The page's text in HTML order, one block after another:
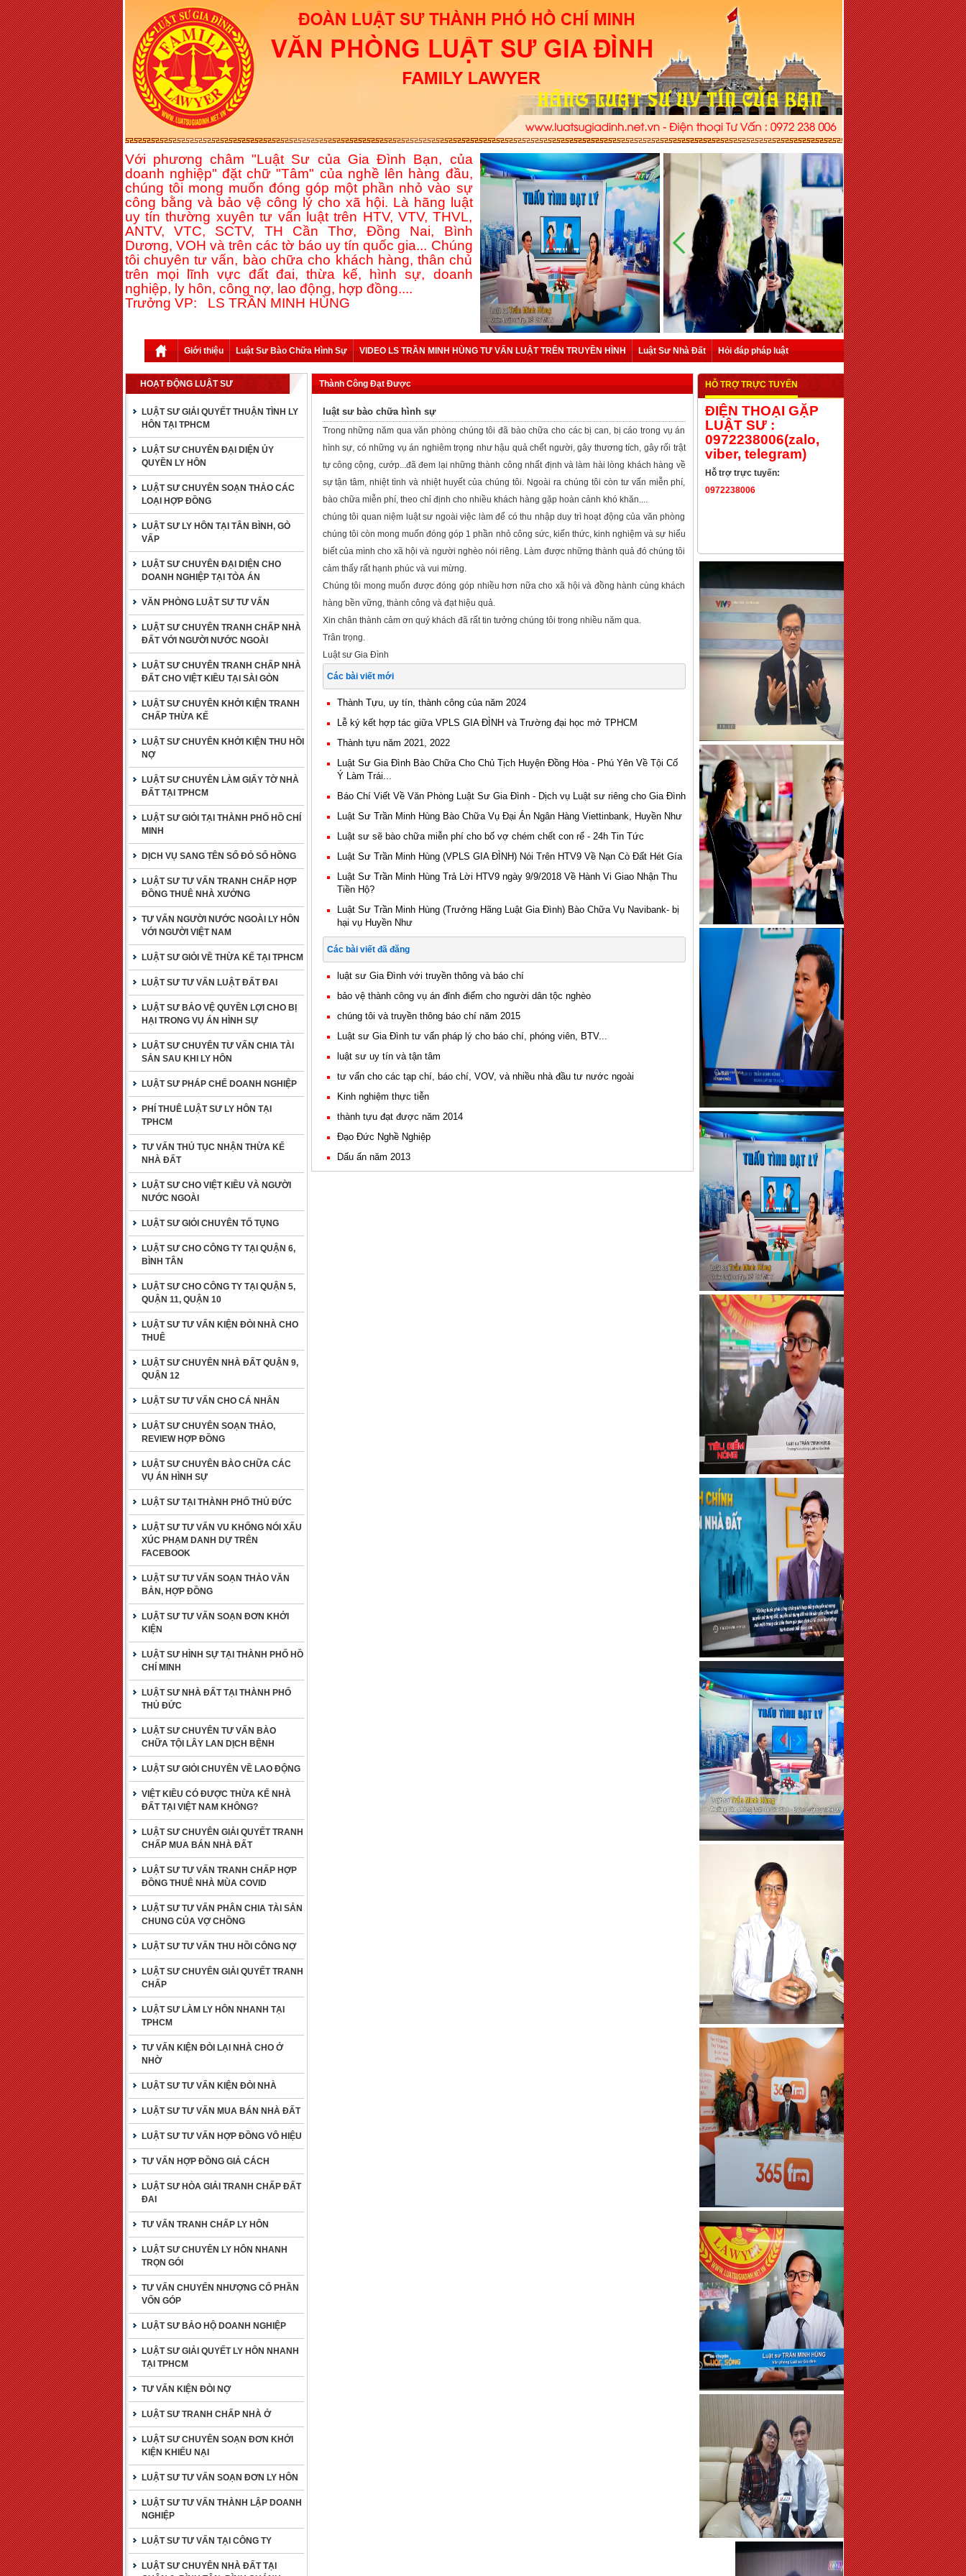
Với phương châm "Luật Sư của Gia Đình Bạn, của
doanh nghiệp" đặt chữ "Tâm" của nghề lên hàng đầu,
chúng tôi mong muốn đóng góp một phần nhỏ vào sự
công bằng và bảo vệ công lý cho xã hội. Là hãng luật
uy tín thường xuyên tư vấn luật trên HTV, VTV, THVL,
ANTV, VTC, SCTV, TH Cần Thơ, Đồng Nai, Bình
Dương, VOH và trên các tờ báo uy tín quốc gia... Chúng
tôi chuyên tư vấn, bào chữa cho khách hàng, thân chủ
trên mọi lĩnh vực đất đai, thừa kế, hình sự, doanh
nghiệp, ly hôn, công nợ, lao động, hợp đồng....
Trưởng VP: LS TRẦN MINH HÙNG
Giới thiệu Luật Sư Bào Chữa Hình Sự VIDEO LS TRẦN MINH HÙNG TƯ VẤN LUẬT TRÊN TRUYỀN HÌNH Luật Sư Nhà Đất Hỏi đáp pháp luật
HOẠT ĐỘNG LUẬT SƯ
LUẬT SƯ GIẢI QUYẾT THUẬN TÌNH LY
HÔN TẠI TPHCM
LUẬT SƯ CHUYÊN ĐẠI DIỆN ỦY
QUYỀN LY HÔN
LUẬT SƯ CHUYÊN SOẠN THẢO CÁC
LOẠI HỢP ĐỒNG
LUẬT SƯ LY HÔN TẠI TÂN BÌNH, GÒ
VẤP
LUẬT SƯ CHUYÊN ĐẠI DIỆN CHO
DOANH NGHIỆP TẠI TÒA ÁN
VĂN PHÒNG LUẬT SƯ TƯ VẤN
LUẬT SƯ CHUYÊN TRANH CHẤP NHÀ
ĐẤT VỚI NGƯỜI NƯỚC NGOÀI
LUẬT SƯ CHUYÊN TRANH CHẤP NHÀ
ĐẤT CHO VIỆT KIỀU TẠI SÀI GÒN
LUẬT SƯ CHUYÊN KHỞI KIỆN TRANH
CHẤP THỪA KẾ
LUẬT SƯ CHUYÊN KHỞI KIỆN THU HỒI
NỢ
LUẬT SƯ CHUYÊN LÀM GIẤY TỜ NHÀ
ĐẤT TẠI TPHCM
LUẬT SƯ GIỎI TẠI THÀNH PHỐ HỒ CHÍ
MINH
DỊCH VỤ SANG TÊN SỔ ĐỎ SỔ HỒNG
LUẬT SƯ TƯ VẤN TRANH CHẤP HỢP
ĐỒNG THUÊ NHÀ XƯỞNG
TƯ VẤN NGƯỜI NƯỚC NGOÀI LY HÔN
VỚI NGƯỜI VIỆT NAM
LUẬT SƯ GIỎI VỀ THỪA KẾ TẠI TPHCM
LUẬT SƯ TƯ VẤN LUẬT ĐẤT ĐAI
LUẬT SƯ BẢO VỆ QUYỀN LỢI CHO BỊ
HẠI TRONG VỤ ÁN HÌNH SỰ
LUẬT SƯ CHUYÊN TƯ VẤN CHIA TÀI
SẢN SAU KHI LY HÔN
LUẬT SƯ PHÁP CHẾ DOANH NGHIỆP
PHÍ THUÊ LUẬT SƯ LY HÔN TẠI
TPHCM
TƯ VẤN THỦ TỤC NHẬN THỪA KẾ
NHÀ ĐẤT
LUẬT SƯ CHO VIỆT KIỀU VÀ NGƯỜI
NƯỚC NGOÀI
LUẬT SƯ GIỎI CHUYÊN TỐ TỤNG
LUẬT SƯ CHO CÔNG TY TẠI QUẬN 6,
BÌNH TÂN
LUẬT SƯ CHO CÔNG TY TẠI QUẬN 5,
QUẬN 11, QUẬN 10
LUẬT SƯ TƯ VẤN KIỆN ĐÒI NHÀ CHO
THUÊ
LUẬT SƯ CHUYÊN NHÀ ĐẤT QUẬN 9,
QUẬN 12
LUẬT SƯ TƯ VẤN CHO CÁ NHÂN
LUẬT SƯ CHUYÊN SOẠN THẢO,
REVIEW HỢP ĐỒNG
LUẬT SƯ CHUYÊN BÀO CHỮA CÁC
VỤ ÁN HÌNH SỰ
LUẬT SƯ TẠI THÀNH PHỐ THỦ ĐỨC
LUẬT SƯ TƯ VẤN VU KHỐNG NÓI XẤU
XÚC PHẠM DANH DỰ TRÊN
FACEBOOK
LUẬT SƯ TƯ VẤN SOẠN THẢO VĂN
BẢN, HỢP ĐỒNG
LUẬT SƯ TƯ VẤN SOẠN ĐƠN KHỞI
KIỆN
LUẬT SƯ HÌNH SỰ TẠI THÀNH PHỐ HỒ
CHÍ MINH
LUẬT SƯ NHÀ ĐẤT TẠI THÀNH PHỐ
THỦ ĐỨC
LUẬT SƯ CHUYÊN TƯ VẤN BÀO
CHỮA TỘI LÂY LAN DỊCH BỆNH
LUẬT SƯ GIỎI CHUYÊN VỀ LAO ĐỘNG
VIỆT KIỀU CÓ ĐƯỢC THỪA KẾ NHÀ
ĐẤT TẠI VIỆT NAM KHÔNG?
LUẬT SƯ CHUYÊN GIẢI QUYẾT TRANH
CHẤP MUA BÁN NHÀ ĐẤT
LUẬT SƯ TƯ VẤN TRANH CHẤP HỢP
ĐỒNG THUÊ NHÀ MÙA COVID
LUẬT SƯ TƯ VẤN PHÂN CHIA TÀI SẢN
CHUNG CỦA VỢ CHỒNG
LUẬT SƯ TƯ VẤN THU HỒI CÔNG NỢ
LUẬT SƯ CHUYÊN GIẢI QUYẾT TRANH
CHẤP
LUẬT SƯ LÀM LY HÔN NHANH TẠI
TPHCM
TƯ VẤN KIỆN ĐÒI LẠI NHÀ CHO Ở
NHỜ
LUẬT SƯ TƯ VẤN KIỆN ĐÒI NHÀ
LUẬT SƯ TƯ VẤN MUA BÁN NHÀ ĐẤT
LUẬT SƯ TƯ VẤN HỢP ĐỒNG VÔ HIỆU
TƯ VẤN HỢP ĐỒNG GIẢ CÁCH
LUẬT SƯ HÒA GIẢI TRANH CHẤP ĐẤT
ĐAI
TƯ VẤN TRANH CHẤP LY HÔN
LUẬT SƯ CHUYÊN LY HÔN NHANH
TRỌN GÓI
TƯ VẤN CHUYỂN NHƯỢNG CỔ PHẦN
VỐN GÓP
LUẬT SƯ BẢO HỘ DOANH NGHIỆP
LUẬT SƯ GIẢI QUYẾT LY HÔN NHANH
TẠI TPHCM
TƯ VẤN KIỆN ĐÒI NỢ
LUẬT SƯ TRANH CHẤP NHÀ Ở
LUẬT SƯ CHUYÊN SOẠN ĐƠN KHỞI
KIỆN KHIẾU NẠI
LUẬT SƯ TƯ VẤN SOẠN ĐƠN LY HÔN
LUẬT SƯ TƯ VẤN THÀNH LẬP DOANH
NGHIỆP
LUẬT SƯ TƯ VẤN TẠI CÔNG TY
LUẬT SƯ CHUYÊN NHÀ ĐẤT TẠI
Thành Công Đạt Được
luật sư bào chữa hình sự
Trong những năm qua văn phòng chúng tôi đã bào chữa cho các bị can, bị cáo trong vụ án
hình sự, có những vụ án nghiêm trọng như hậu quả chết người, gây thương tích, gây rối trật
tự công cộng, cướp...đã đem lại những thành công nhất định và làm hài lòng khách hàng về
sự tận tâm, nhiệt tình và nhiệt huyết của chúng tôi. Ngoài ra chúng tôi còn tư vấn miễn phí,
bào chữa miễn phí, theo chỉ định cho nhiều khách hàng gặp hoàn cảnh khó khăn....
chúng tôi quan niệm luật sư ngoài việc làm để có thu nhập duy trì hoạt động của văn phòng
chúng tôi còn mong muốn đóng góp 1 phần nhỏ công sức, kiến thức, kinh nghiệm và sự hiểu
biết của mình cho xã hội và người nghèo nói riêng. Làm được những thành quả đó chúng tôi
cảm thấy rất hạnh phúc và vui mừng.
Chúng tôi mong muốn được đóng góp nhiều hơn nữa cho xã hội và đồng hành cùng khách
hàng bền vững, thành công và đạt hiệu quả.
Xin chân thành cảm ơn quý khách đã rất tin tưởng chúng tôi trong nhiều năm qua.
Trân trọng.
Luật sư Gia Đình
Các bài viết mới
Thành Tựu, uy tín, thành công của năm 2024
Lễ ký kết hợp tác giữa VPLS GIA ĐÌNH và Trường đại học mở TPHCM
Thành tựu năm 2021, 2022
Luật Sư Gia Đình Bào Chữa Cho Chủ Tịch Huyện Đồng Hòa - Phú Yên Về Tội Cố
Ý Làm Trái...
Báo Chí Viết Về Văn Phòng Luật Sư Gia Đình - Dịch vụ Luật sư riêng cho Gia Đình
Luật Sư Trần Minh Hùng Bào Chữa Vụ Đại Án Ngân Hàng Viettinbank, Huyền Như
Luật sư sẽ bào chữa miễn phí cho bố vợ chém chết con rể - 24h Tin Tức
Luật Sư Trần Minh Hùng (VPLS GIA ĐÌNH) Nói Trên HTV9 Về Nạn Cò Đất Hét Gía
Luật Sư Trần Minh Hùng Trả Lời HTV9 ngày 9/9/2018 Về Hành Vi Giao Nhận Thu
Tiền Hộ?
Luật Sư Trần Minh Hùng (Trưởng Hãng Luật Gia Đình) Bào Chữa Vụ Navibank- bị
hại vụ Huyền Như
Các bài viết đã đăng
luật sư Gia Đình với truyền thông và báo chí
bảo vệ thành công vụ án đỉnh điểm cho người dân tộc nghèo
chúng tôi và truyền thông báo chí năm 2015
Luật sư Gia Đình tư vấn pháp lý cho báo chí, phóng viên, BTV...
luật sư uy tín và tận tâm
tư vấn cho các tạp chí, báo chí, VOV, và nhiều nhà đầu tư nước ngoài
Kinh nghiệm thực tiễn
thành tựu đạt được năm 2014
Đạo Đức Nghề Nghiệp
Dấu ấn năm 2013
HỖ TRỢ TRỰC TUYẾN
ĐIỆN THOẠI GẶP
LUẬT SƯ :
0972238006(zalo,
viber, telegram)
Hỗ trợ trực tuyến:
0972238006